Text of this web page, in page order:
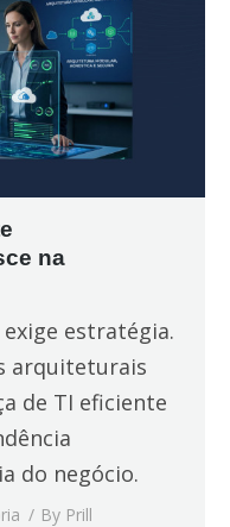
na
estratégia.
arquiteturais
de TI eficiente
do negócio.
By Prill